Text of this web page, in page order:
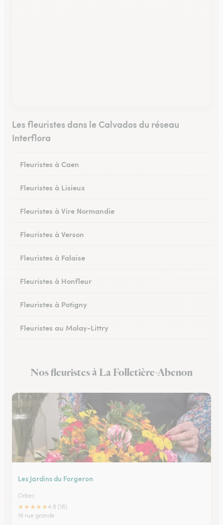
Les fleuristes dans le Calvados du réseau
Interflora
Fleuristes à Caen
Fleuristes à Lisieux
Fleuristes à Vire Normandie
Fleuristes à Verson
Fleuristes à Falaise
Fleuristes à Honfleur
Fleuristes à Potigny
Fleuristes au Molay-Littry
Fleuristes à Saint-Martin-de-Fontenay
Nos fleuristes à La Folletière-Abenon
Les Jardins du Forgeron
Orbec
★★★★★4.8 (18)
18 rue grande